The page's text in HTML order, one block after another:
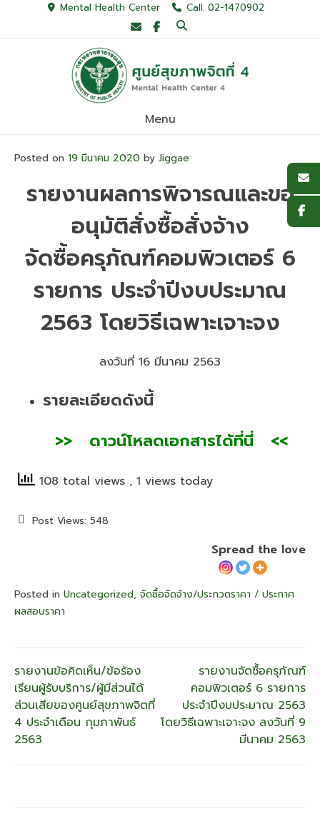
Mental Health Center Call. 02-1470902
Menu
Posted on 19 มีนาคม 2020 by Jiggae
รายงานผลการพิจารณและขอ
อนุมัติสั่งซื้อสั่งจ้าง
จัดซื้อครุภัณฑ์คอมพิวเตอร์ 6
รายการ ประจำปีงบประมาณ
2563 โดยวิธีเฉพาะเจาะจง
ลงวันที่ 16 มีนาคม 2563
รายละเอียดดังนี้
>> ดาวน์โหลดเอกสารได้ที่นี่ <<
108 total views , 1 views today
Post Views: 548
Spread the love
Posted in Uncategorized, จัดซื้อจัดจ้าง/ประกวดราคา / ประกาศ
ผลสอบราคา
แนะแนว
เรื่อง
รายงานข้อคิดเห็น/ข้อร้อง
เรียนผู้รับบริการ/ผู้มีส่วนได้
ส่วนเสียของศูนย์สุขภาพจิตที่
4 ประจำเดือน กุมภาพันธ์
2563
รายงานจัดซื้อครุภัณฑ์
คอมพิวเตอร์ 6 รายการ
ประจำปีงบประมาณ 2563
โดยวิธีเฉพาะเจาะจง ลงวันที่ 9
มีนาคม 2563